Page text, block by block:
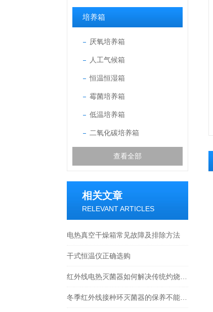
培养箱
厌氧培养箱
人工气候箱
恒温恒湿箱
霉菌培养箱
低温培养箱
二氧化碳培养箱
查看全部
相关文章
RELEVANT ARTICLES
电热真空干燥箱常见故障及排除方法
干式恒温仪正确选购